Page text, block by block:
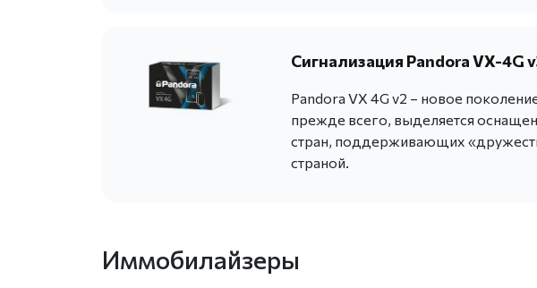
Сигнализация Pandora VX-4G
Pandora VX 4G v2 – новое
прежде всего, выделяется
стран, поддерживающих
страной.
Иммобилайзеры